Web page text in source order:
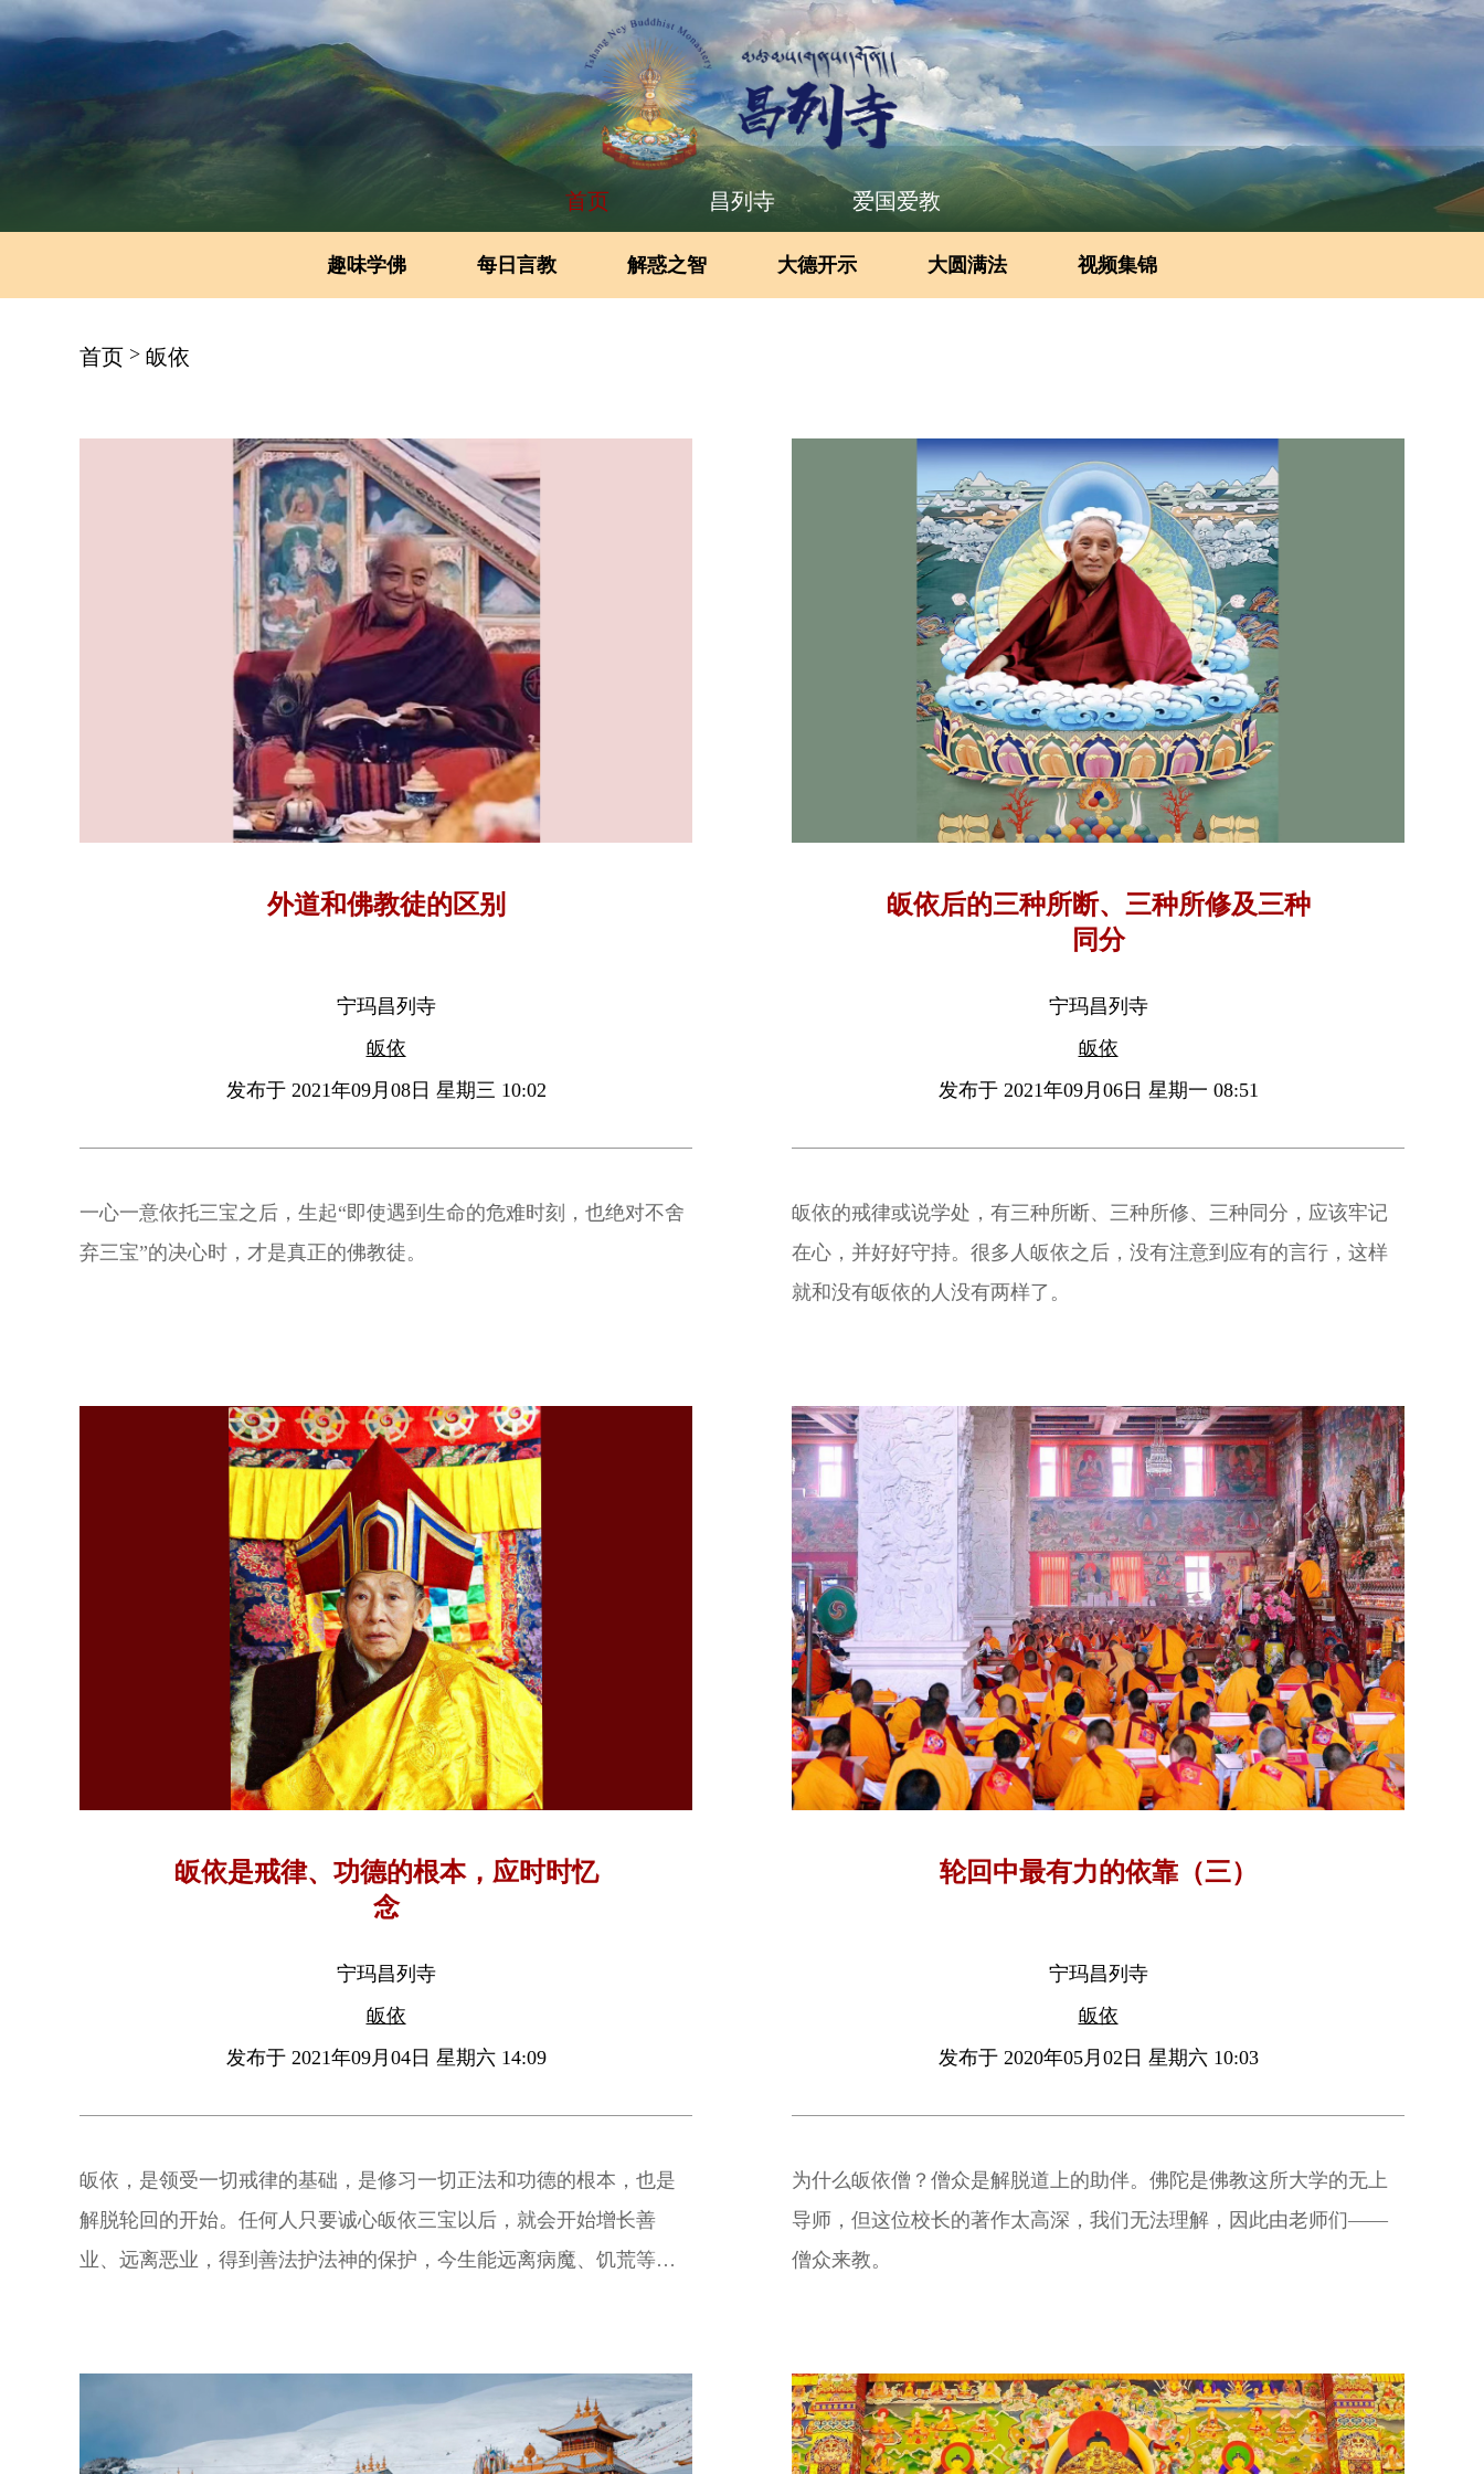
首页 昌列寺 爱国爱教
趣味学佛 每日言教 解惑之智 大德开示 大圆满法 视频集锦
首页 > 皈依
外道和佛教徒的区别
宁玛昌列寺
皈依
发布于 2021年09月08日 星期三 10:02
一心一意依托三宝之后，生起“即使遇到生命的危难时刻，也绝对不舍
弃三宝”的决心时，才是真正的佛教徒。
皈依后的三种所断、三种所修及三种
同分
宁玛昌列寺
皈依
发布于 2021年09月06日 星期一 08:51
皈依的戒律或说学处，有三种所断、三种所修、三种同分，应该牢记
在心，并好好守持。很多人皈依之后，没有注意到应有的言行，这样
就和没有皈依的人没有两样了。
皈依是戒律、功德的根本，应时时忆
念
宁玛昌列寺
皈依
发布于 2021年09月04日 星期六 14:09
皈依，是领受一切戒律的基础，是修习一切正法和功德的根本，也是
解脱轮回的开始。任何人只要诚心皈依三宝以后，就会开始增长善
业、远离恶业，得到善法护法神的保护，今生能远离病魔、饥荒等等
轮回中最有力的依靠（三）
宁玛昌列寺
皈依
发布于 2020年05月02日 星期六 10:03
为什么皈依僧？僧众是解脱道上的助伴。佛陀是佛教这所大学的无上
导师，但这位校长的著作太高深，我们无法理解，因此由老师们——
僧众来教。